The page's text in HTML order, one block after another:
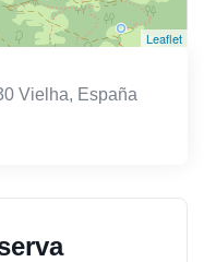
Leaflet
Vielha, España